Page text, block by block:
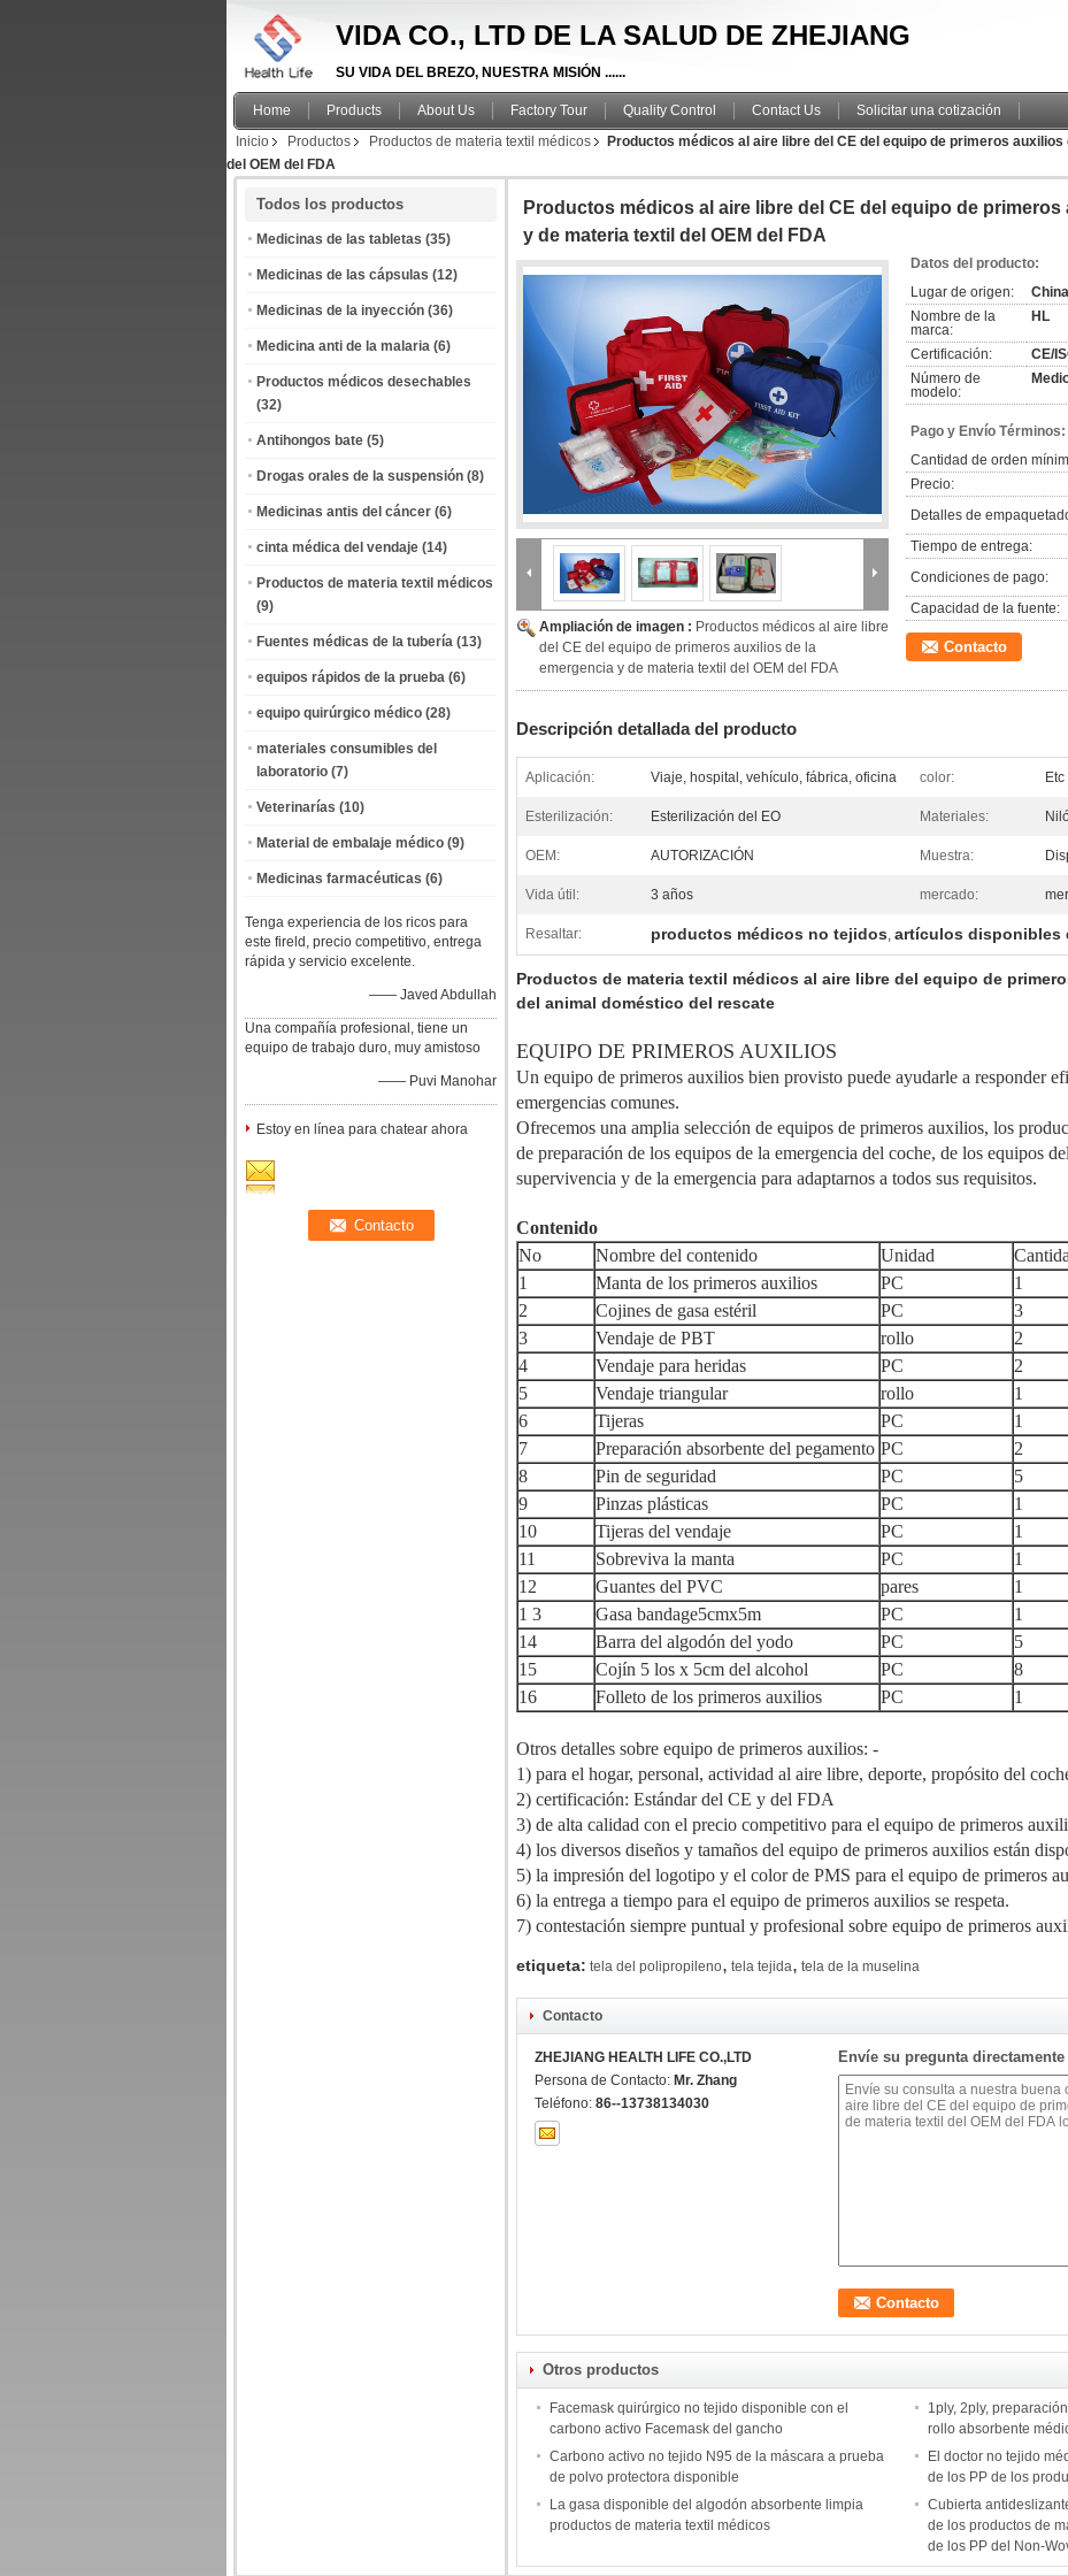
VIDA CO., LTD DE LA SALUD DE ZHEJIANG
SU VIDA DEL BREZO, NUESTRA MISIÓN ......
Home Products About Us Factory Tour Quality Control Contact Us
Solicitar una cotización
Inicio
Productos Productos de materia textil médicos
Productos médicos al aire libre del CE del equipo de primeros
del OEM del FDA
Todos los productos
Medicinas de las tabletas (35)
Medicinas de las cápsulas (12)
Medicinas de la inyección (36)
Medicina anti de la malaria (6)
Productos médicos desechables
(32)
Antihongos bate (5)
Drogas orales de la suspensión (8)
Medicinas antis del cáncer (6)
cinta médica del vendaje (14)
Productos de materia textil médicos
(9)
Fuentes médicas de la tubería (13)
equipos rápidos de la prueba (6)
equipo quirúrgico médico (28)
materiales consumibles del
laboratorio (7)
Veterinarías (10)
Material de embalaje médico (9)
Medicinas farmacéuticas (6)
Tenga experiencia de los ricos para
este fireld, precio competitivo, entrega
rápida y servicio excelente.
—— Javed Abdullah
Una compañía profesional, tiene un
equipo de trabajo duro, muy amistoso
—— Puvi Manohar
Estoy en línea para chatear ahora
Productos médicos al aire libre del CE del equipo de
y de materia textil del OEM del FDA
Ampliación de imagen : Productos médicos al aire libre
del CE del equipo de primeros auxilios de la
emergencia y de materia textil del OEM del FDA
Datos del producto:
Lugar de origen:
China
Nombre de la
marca:
HL
Certificación:
CE/
Número de
modelo:
Pago y Envío Términos:
Cantidad de orden
Precio:
Detalles de
Tiempo de entrega:
Condiciones de pago:
Capacidad de la fuente:
Contacto
Descripción detallada del producto
Aplicación: Viaje, hospital, vehículo, fábrica, oficina color:
Esterilización: Esterilización del EO Materiales:
OEM: AUTORIZACIÓN Muestra:
Vida útil: 3 años mercado:
Resaltar: productos médicos no tejidos, artículos disponibles
Productos de materia textil médicos al aire libre del equipo de
del animal doméstico del rescate
EQUIPO DE PRIMEROS AUXILIOS
Un equipo de primeros auxilios bien provisto puede ayudarle a responder
emergencias comunes.
Ofrecemos una amplia selección de equipos de primeros auxilios, los
de preparación de los equipos de la emergencia del coche, de los equipos
supervivencia y de la emergencia para adaptarnos a todos sus requisitos.
Contenido
No
Nombre del contenido Unidad
1
Manta de los primeros auxilios PC
1
2
Cojines de gasa estéril PC
3
3
Vendaje de PBT rollo
2
4
Vendaje para heridas PC
2
5
Vendaje triangular rollo
1
6
Tijeras PC
1
7
Preparación absorbente del pegamento PC
2
8
Pin de seguridad PC
5
9
Pinzas plásticas PC
1
10
Tijeras del vendaje PC
1
11
Sobreviva la manta PC
1
12
Guantes del PVC pares
1
1 3
Gasa bandage5cmx5m PC
1
14
Barra del algodón del yodo PC
5
15
Cojín 5 los x 5cm del alcohol PC
8
16
Folleto de los primeros auxilios PC 1
Otros detalles sobre equipo de primeros auxilios: -
1) para el hogar, personal, actividad al aire libre, deporte, propósito del
2) certificación: Estándar del CE y del FDA
3) de alta calidad con el precio competitivo para el equipo de primeros
4) los diversos diseños y tamaños del equipo de primeros auxilios están
5) la impresión del logotipo y el color de PMS para el equipo de primeros
6) la entrega a tiempo para el equipo de primeros auxilios se respeta.
7) contestación siempre puntual y profesional sobre equipo de primeros
etiqueta: tela del polipropileno, tela tejida, tela de la muselina
Contacto
ZHEJIANG HEALTH LIFE CO.,LTD
Persona de Contacto: Mr. Zhang
Teléfono: 86--13738134030
Envíe su pregunta
Otros productos
Facemask quirúrgico no tejido disponible con el
carbono activo Facemask del gancho
1ply, 2ply,
rollo absorbente
Carbono activo no tejido N95 de la máscara a prueba
de polvo protectora disponible
El doctor no tejido
de los PP de los
La gasa disponible del algodón absorbente limpia
productos de materia textil médicos
Cubierta
de los productos de
de los PP del Non-